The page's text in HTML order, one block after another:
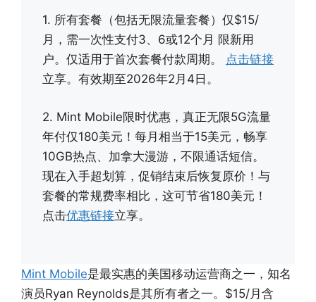
1. 所有套餐（包括无限流量套餐）仅$15/
月，需一次性支付3、6或12个月 限新用
户。仅适用于首次套餐付款周期。 点击链接
立享。有效期至2026年2月4日。
2. Mint Mobile限时优惠，真正无限5G流量
年付仅180美元！每月相当于15美元，畅享
10GB热点、加拿大漫游，不限通话短信。
现在入手超划算，促销结束后恢复原价！与
套餐的常规费率相比，这可节省180美元！
点击优惠链接立享。
Mint Mobile是最实惠的美国移动运营商之一，知名
演员Ryan Reynolds是其所有者之一。$15/月含